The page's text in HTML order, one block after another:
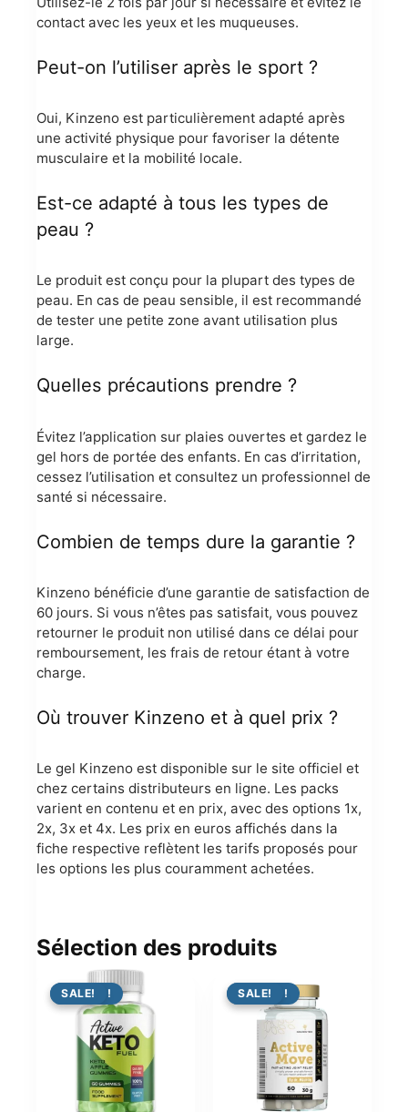
contact avec les yeux et les muqueuses.
Peut-on l’utiliser après le sport ?
Oui, Kinzeno est particulièrement adapté après
une activité physique pour favoriser la détente
musculaire et la mobilité locale.
Est-ce adapté à tous les types de
peau ?
Le produit est conçu pour la plupart des types de
peau. En cas de peau sensible, il est recommandé
de tester une petite zone avant utilisation plus
large.
Quelles précautions prendre ?
Évitez l’application sur plaies ouvertes et gardez le
gel hors de portée des enfants. En cas d’irritation,
cessez l’utilisation et consultez un professionnel de
santé si nécessaire.
Combien de temps dure la garantie ?
Kinzeno bénéficie d’une garantie de satisfaction de
60 jours. Si vous n’êtes pas satisfait, vous pouvez
retourner le produit non utilisé dans ce délai pour
remboursement, les frais de retour étant à votre
charge.
Où trouver Kinzeno et à quel prix ?
Le gel Kinzeno est disponible sur le site officiel et
chez certains distributeurs en ligne. Les packs
varient en contenu et en prix, avec des options 1x,
2x, 3x et 4x. Les prix en euros affichés dans la
fiche respective reflètent les tarifs proposés pour
les options les plus couramment achetées.
Sélection des produits
PROMO !
SALE! PROMO !
SALE!